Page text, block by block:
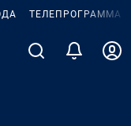
ТЕЛЕПРОГРАММА